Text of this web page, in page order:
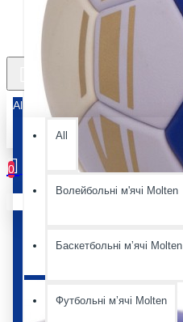
All
All
Волейбольні м'ячі Molten
Баскетбольні мʼячі Molten
Футбольні мʼячі Molten
0